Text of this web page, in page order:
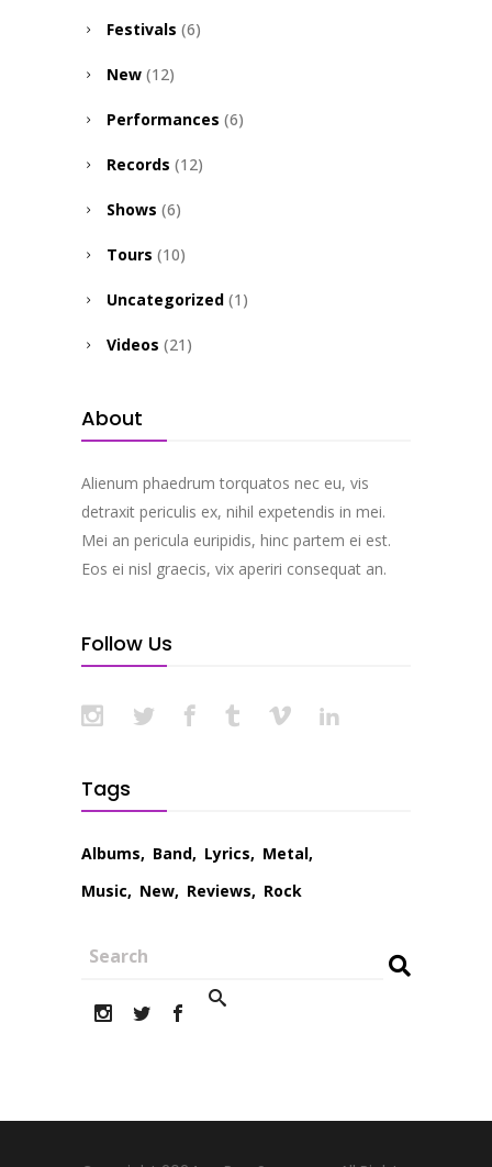
Festivals (6)
New (12)
Performances (6)
Records (12)
Shows (6)
Tours (10)
Uncategorized (1)
Videos (21)
About
Alienum phaedrum torquatos nec eu, vis
detraxit periculis ex, nihil expetendis in mei.
Mei an pericula euripidis, hinc partem ei est.
Eos ei nisl graecis, vix aperiri consequat an.
Follow Us
Tags
Albums Band Lyrics
Metal
Music
New Reviews Rock